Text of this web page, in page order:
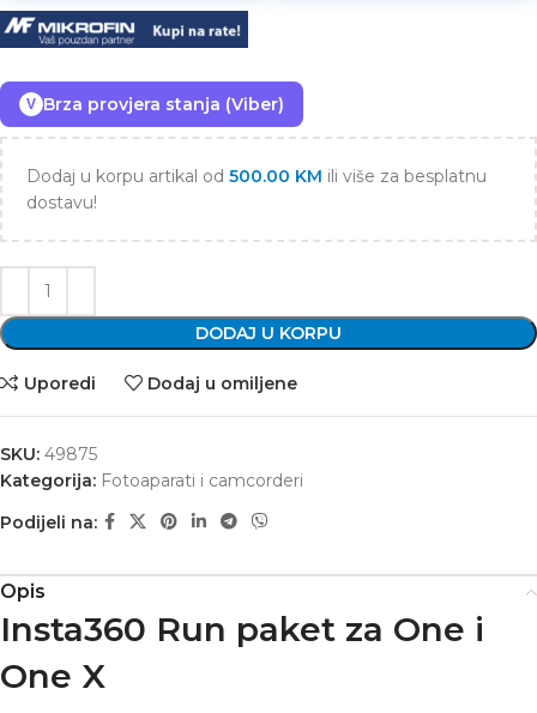
V Brza provjera stanja (Viber)
Dodaj u korpu artikal od 500.00 KM ili više za besplatnu
dostavu!
DODAJ U KORPU
Uporedi Dodaj u omiljene
SKU: 49875
Kategorija: Fotoaparati i camcorderi
Podijeli na:
Opis
Insta360 Run paket za One i
One X